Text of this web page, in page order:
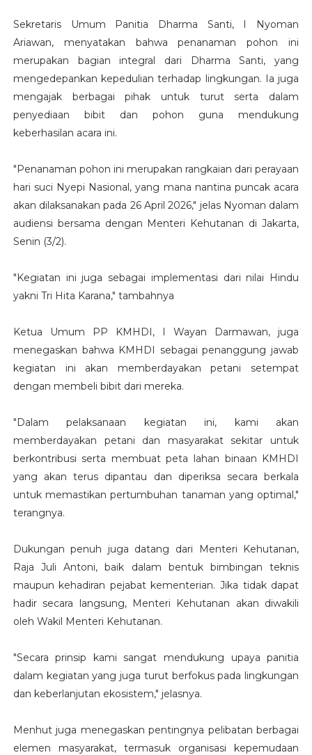
Sekretaris Umum Panitia Dharma Santi, I Nyoman
Ariawan, menyatakan bahwa penanaman pohon ini
merupakan bagian integral dari Dharma Santi, yang
mengedepankan kepedulian terhadap lingkungan. Ia juga
mengajak berbagai pihak untuk turut serta dalam
penyediaan bibit dan pohon guna mendukung
keberhasilan acara ini.
"Penanaman pohon ini merupakan rangkaian dari perayaan
hari suci Nyepi Nasional, yang mana nantina puncak acara
akan dilaksanakan pada 26 April 2026," jelas Nyoman dalam
audiensi bersama dengan Menteri Kehutanan di Jakarta,
Senin (3/2).
"Kegiatan ini juga sebagai implementasi dari nilai Hindu
yakni Tri Hita Karana," tambahnya
Ketua Umum PP KMHDI, I Wayan Darmawan, juga
menegaskan bahwa KMHDI sebagai penanggung jawab
kegiatan ini akan memberdayakan petani setempat
dengan membeli bibit dari mereka.
"Dalam pelaksanaan kegiatan ini, kami akan
memberdayakan petani dan masyarakat sekitar untuk
berkontribusi serta membuat peta lahan binaan KMHDI
yang akan terus dipantau dan diperiksa secara berkala
untuk memastikan pertumbuhan tanaman yang optimal,"
terangnya.
Dukungan penuh juga datang dari Menteri Kehutanan,
Raja Juli Antoni, baik dalam bentuk bimbingan teknis
maupun kehadiran pejabat kementerian. Jika tidak dapat
hadir secara langsung, Menteri Kehutanan akan diwakili
oleh Wakil Menteri Kehutanan.
"Secara prinsip kami sangat mendukung upaya panitia
dalam kegiatan yang juga turut berfokus pada lingkungan
dan keberlanjutan ekosistem," jelasnya.
Menhut juga menegaskan pentingnya pelibatan berbagai
elemen masyarakat, termasuk organisasi kepemudaan